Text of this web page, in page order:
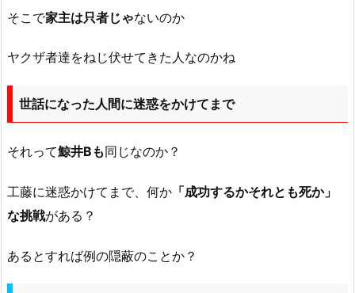
そこで家主は只者じゃないのか
ヤクザ者達をねじ伏せてきた人なのかね
世話になった人間に迷惑をかけてまで
それって鯨井Bも同じなのか？
工藤に迷惑かけてまで、何か 「成功するかそれとも死か」
な挑戦がある？
あるとすれば例の隠蔽のことか？